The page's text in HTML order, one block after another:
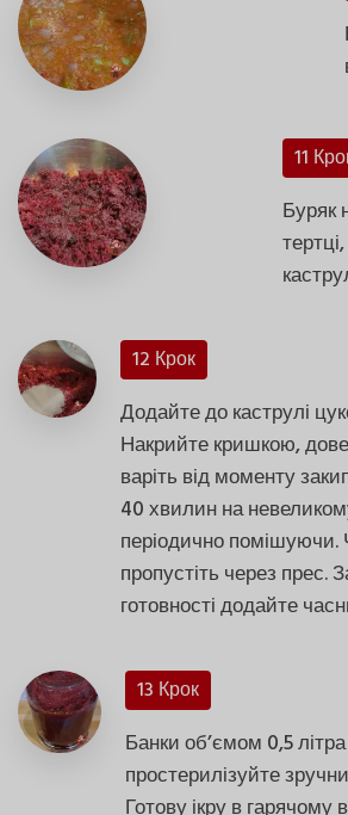
11
Буряк
12 Крок
Додайте до каструлі
Накрийте кришкою,
варіть від моменту
40 хвилин на
періодично помішуючи.
пропустіть через прес.
готовності додайте
13 Крок
Банки об’ємом 0,5
простерилізуйте
Готову ікру в гарячому